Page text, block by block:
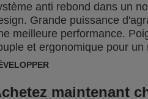
anti rebond dans un
Grande puissance
meilleure performance.
et ergonomique pour un
Idéal pour les travaux
fibreux ou les
maintenant